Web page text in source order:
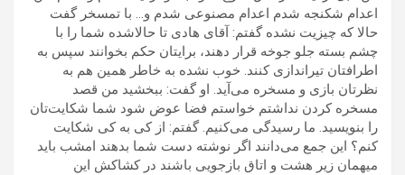
اعدام شکنجه شدم اعدام مصنوعی شدم و… با تمسخر گفت
حالا که چیزیت نشده گفتم: آقای هادی تا حالاشده شما را با
چشم بسته جلو جوخه قرار دهند، برایتان حکم بخوانند سپس به
اطرافتان تیراندازی کنند. خوب نشده به خاطر همین هم به
نظرتان بازی و مسخره می‌آید. او گفت: ببخشید من قصد
مسخره کردن نداشتم خواستم فضا عوض شود شما شکایت‌تان
را بنویسید. ما رسیدگی می‌کنیم. گفتم: از کی به کی شکایت
کنم؟ این جمع می‌دانند اگر نوشته دست شما بدهند امشب باید
میهمان زیر هشت و اتاق بازجویی باشند در کشاکش این